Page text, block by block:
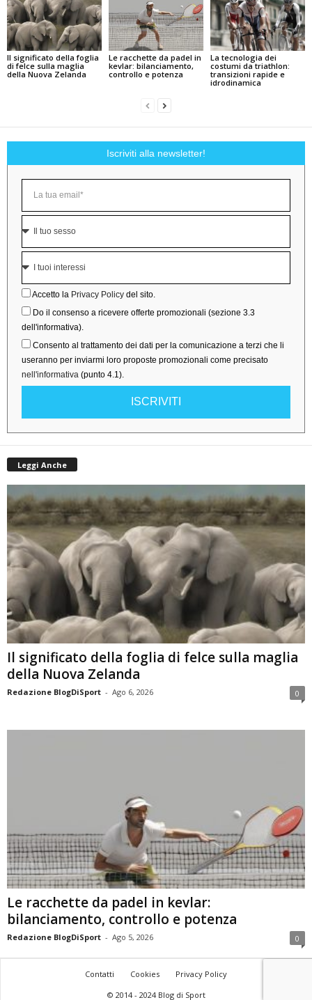
Il significato della foglia
di felce sulla maglia
della Nuova Zelanda
Le racchette da padel in
kevlar: bilanciamento,
controllo e potenza
La tecnologia dei
costumi da triathlon:
transizioni rapide e
idrodinamica
Iscriviti alla newsletter!
Accetto la Privacy Policy del sito.
Do il consenso a ricevere offerte promozionali (sezione 3.3
dell'informativa).
Consento al trattamento dei dati per la comunicazione a terzi che li
useranno per inviarmi loro proposte promozionali come precisato
nell'informativa (punto 4.1).
ISCRIVITI
Leggi Anche
Il significato della foglia di felce sulla maglia
della Nuova Zelanda
Redazione BlogDiSport - Ago 6, 2026 0
Le racchette da padel in kevlar:
bilanciamento, controllo e potenza
Redazione BlogDiSport - Ago 5, 2026 0
Contatti Cookies
Privacy Policy
© 2014 - 2024 Blog di Sport